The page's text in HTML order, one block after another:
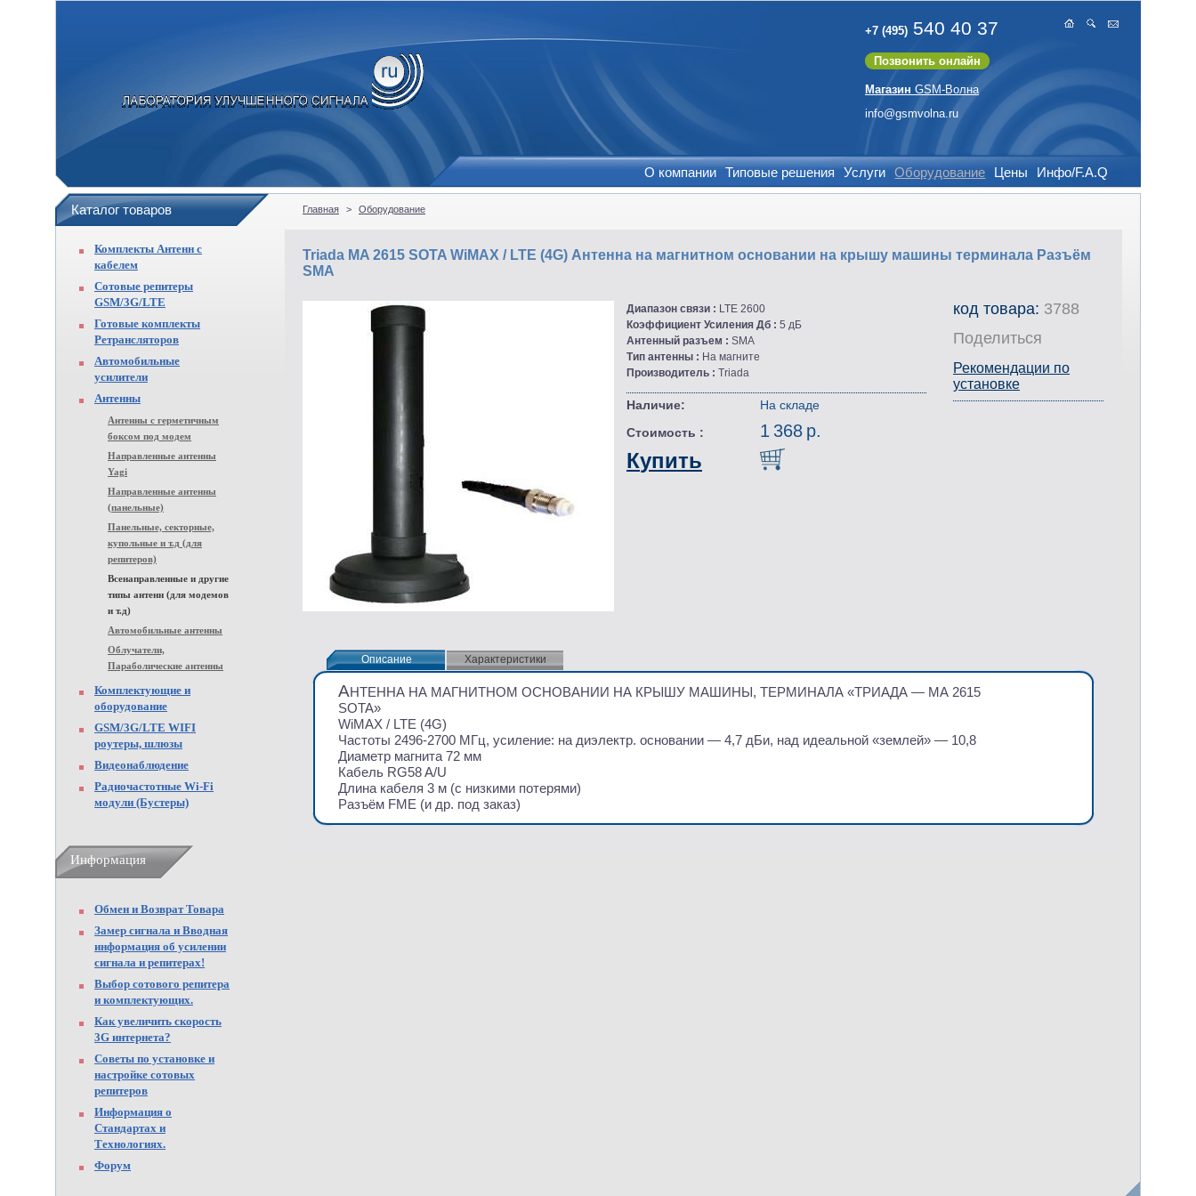
+7 (495) 540 40 37
Позвонить онлайн
Магазин GSM-Волна
info@gsmvolna.ru
О компании Типовые решения Услуги Оборудование Цены Инфо/F.A.Q
Каталог товаров
Комплекты Антенн с
кабелем
Сотовые репитеры
GSM/3G/LTE
Готовые комплекты
Ретрансляторов
Автомобильные
усилители
Антенны
Антенны с герметичным
боксом под модем
Направленные антенны
Yagi
Направленные антенны
(панельные)
Панельные, секторные,
купольные и т.д (для
репитеров)
Всенаправленные и другие
типы антенн (для модемов
и т.д)
Автомобильные антенны
Облучатели,
Параболические антенны
Комплектующие и
оборудование
GSM/3G/LTE WIFI
роутеры, шлюзы
Видеонаблюдение
Радиочастотные Wi-Fi
модули (Бустеры)
Информация
Обмен и Возврат Товара
Замер сигнала и Вводная
информация об усилении
сигнала и репитерах!
Выбор сотового репитера
и комплектующих.
Как увеличить скорость
3G интернета?
Советы по установке и
настройке сотовых
репитеров
Информация о
Стандартах и
Технологиях.
Форум
Главная > Оборудование
Triada MA 2615 SOTA WiMAX / LTE (4G) Антенна на магнитном основании на крышу машины терминала Разъём
SMA
Диапазон связи : LTE 2600
Коэффициент Усиления Дб : 5 дБ
Антенный разъем : SMA
Тип антенны : На магните
Производитель : Triada
Наличие:
На складе
Стоимость :
1 368 р.
Купить
код товара: 3788
Поделиться
Рекомендации по
установке
Описание
Описание Характеристики
АНТЕННА НА МАГНИТНОМ ОСНОВАНИИ НА КРЫШУ МАШИНЫ, ТЕРМИНАЛА «ТРИАДА — МА 2615
SOTA»
WiMAX / LTE (4G)
Частоты 2496-2700 МГц, усиление: на диэлектр. основании — 4,7 дБи, над идеальной «землей» — 10,8
Диаметр магнита 72 мм
Кабель RG58 A/U
Длина кабеля 3 м (с низкими потерями)
Разъём FME (и др. под заказ)